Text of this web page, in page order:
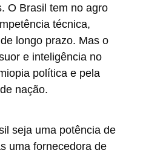
O Brasil tem no agro
técnica,
longo prazo. Mas o
e inteligência no
política e pela
nação.
seja uma potência de
uma fornecedora de